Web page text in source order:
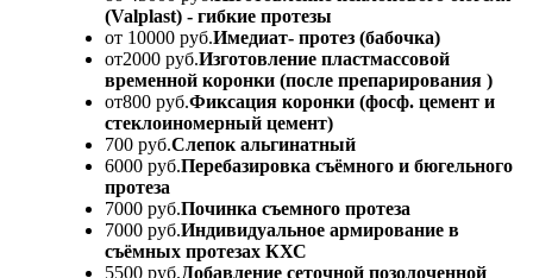
(Valplast) - гибкие протезы
от 10000 руб.Имедиат- протез (бабочка)
от2000 руб.Изготовление пластмассовой
временной коронки (после препарирования )
от800 руб.Фиксация коронки (фосф. цемент и
стеклоиномерный цемент)
700 руб.Слепок альгинатный
6000 руб.Перебазировка съёмного и бюгельного
протеза
7000 руб.Починка съемного протеза
7000 руб.Индивидуальное армирование в
съёмных протезах КХС
5500 руб.Добавление сеточной позолоченной